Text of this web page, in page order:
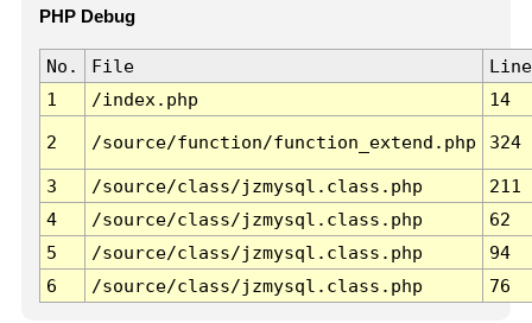
PHP Debug
No. File
Line
1
/index.php 14
2 /source/function/function_extend.php 324
3 /source/class/jzmysql.class.php
211
4
/source/class/jzmysql.class.php
62
5
/source/class/jzmysql.class.php
94
6
/source/class/jzmysql.class.php 76